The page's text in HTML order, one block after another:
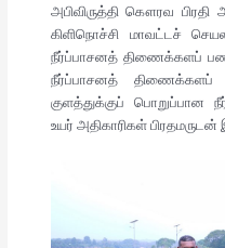
அபிவிருத்தி கௌரவ
கிளிநொச்சி மாவட்டச்
நீர்ப்பாசனத் திணைக்களப்
நீர்ப்பாசனத் திணைக்களப்
குளத்துக்குப் பொறுப்பான
உயர் அதிகாரிகள்